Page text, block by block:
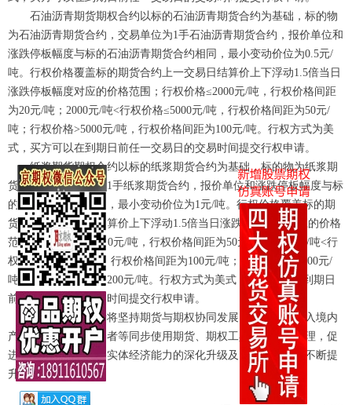
石油沥青期货期权合约以标的石油沥青期货合约为基础，标的物
为石油沥青期货合约，交易单位为1手石油沥青期货合约，报价单位和
涨跌停板幅度与标的石油沥青期货合约相同，最小变动价位为0.5元/
吨。行权价格覆盖标的期货合约上一交易日结算价上下浮动1.5倍当日
涨跌停板幅度对应的价格范围；行权价格≤2000元/吨，行权价格间距
为20元/吨；2000元/吨<行权价格≤5000元/吨，行权价格间距为50元/
吨；行权价格>5000元/吨，行权价格间距为100元/吨。行权方式为美
式，买方可以在到期日前任一交易日的交易时间提交行权申请。
纸浆期货期权合约以标的纸浆期货合约为基础，标的物为纸浆期
货合约，交易单位为1手纸浆期货合约，报价单位和涨跌停板幅度与标
的纸浆期货合约相同，最小变动价位为1元/吨。行权价格覆盖标的期
货合约上一交易日结算价上下浮动1.5倍当日涨跌停板幅度对应的价格
范围；行权价格≤5000元/吨，行权价格间距为50元/吨；5000元/吨<行
权价格≤10000元/吨，行权价格间距为100元/吨；行权价格>10000元/
吨，行权价格间距为200元/吨。行权方式为美式，买方可以在到期日
前任一交易日的交易时间提交行权申请。
下一步，上期所将坚持期货与期权协同发展，通过不断引入境内
产业企业、境外投资者等同步使用期货、期权工具开展风险管理，促
进上期所产品线服务实体经济能力的深化升级及国际化程度的不断提
升。